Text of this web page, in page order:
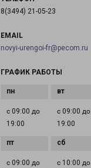
8(3494) 21-05-23
EMAIL
novyi-urengoi-fr@pecom.ru
ГРАФИК РАБОТЫ
с 09:00 до
19:00
с 09:00 до
19:00
с 09:00 до
с 10:00 до